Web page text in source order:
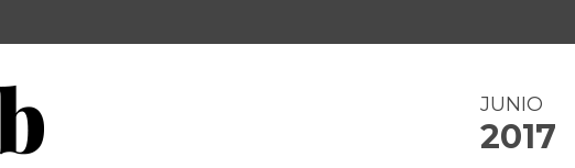
JUNIO
2017